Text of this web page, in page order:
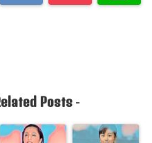
Posts-